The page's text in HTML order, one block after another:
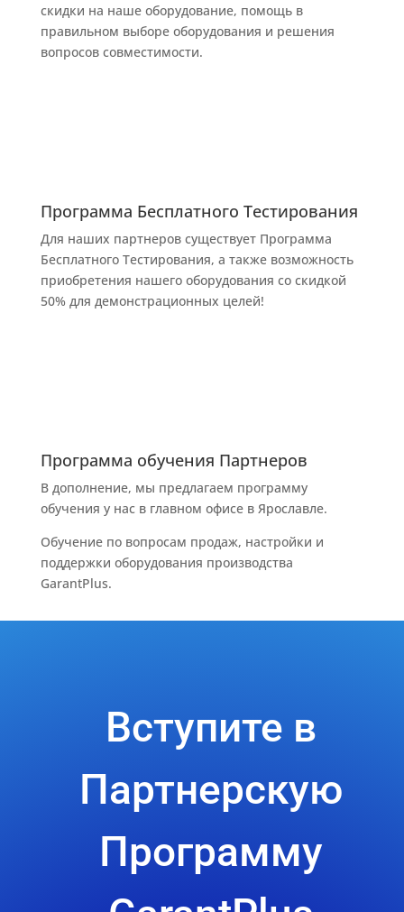
скидки на наше оборудование, помощь в
правильном выборе оборудования и решения
вопросов совместимости.
Программа Бесплатного Тестирования
Для наших партнеров существует Программа
Бесплатного Тестирования, а также возможность
приобретения нашего оборудования со скидкой
50% для демонстрационных целей!
Программа обучения Партнеров
В дополнение, мы предлагаем программу
обучения у нас в главном офисе в Ярославле.
Обучение по вопросам продаж, настройки и
поддержки оборудования производства
GarantPlus.
Вступите в
Партнерскую
Программу